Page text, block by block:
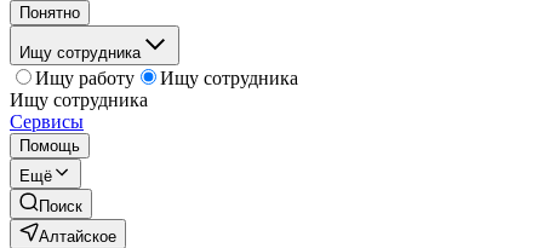
Понятно
Ищу сотрудника
Ищу работу
Ищу сотрудника
Ищу сотрудника
Сервисы
Помощь
Ещё
Поиск
Алтайское